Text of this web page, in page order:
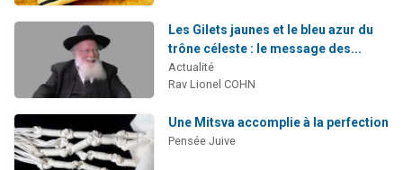
Les Gilets jaunes et le bleu azur du
trône céleste : le message des...
Actualité
Rav Lionel COHN
Une Mitsva accomplie à la perfection
Pensée Juive